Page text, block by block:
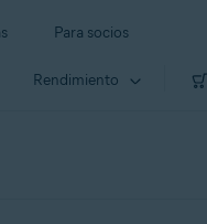
Para socios
Rendimiento